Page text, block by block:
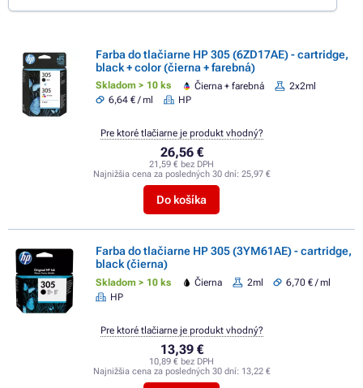
Farba do tlačiarne HP 305 (6ZD17AE) - cartridge,
black + color (čierna + farebná)
Skladom > 10 ks Čierna + farebná
2x2ml
6,64 € / ml
HP
26,56 €
21,59 € bez DPH
Najnižšia cena za posledných 30 dní: 25,97 €
Do košíka
Pre ktoré tlačiarne je produkt vhodný?
Farba do tlačiarne HP 305 (3YM61AE) - cartridge,
black (čierna)
Skladom > 10 ks Čierna 2ml
6,70 € / ml
HP
13,39 €
10,89 € bez DPH
Najnižšia cena za posledných 30 dní: 13,22 €
Pre ktoré tlačiarne je produkt vhodný?